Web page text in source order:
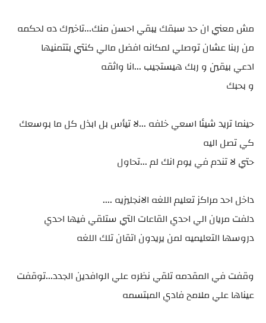
مش معني ان حد سبقك يبقي احسن منك...تاخيرك ده لحكمه
من ربنا عشان توصلي لمكانه افضل مالي كنتي بتتمنيها
ادعي بيقين و ربك هيستجيب ...انا واثقه
و بحبك
حينما تريد شيئا اسعي خلفه ...لا تيأس بل ابذل كل ما بوسعك
كي تصل اليه
حتي لا تندم في يوم انك لم ...تحاول
داخل احد مراكز تعليم اللغه الانجليزيه ....
دلفت مريان الي احدي القاعات التي ستلقي فيها احدي
دروسها التعليميه لمن يريدون اتقان تلك اللغه
وقفت في المقدمه تلقي نظره علي الوافدين الجدد...توقفت
عيناها علي ملامح فادي المبتسمه